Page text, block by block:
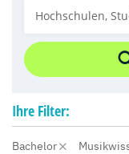
Ihre Filter:
Bachelor